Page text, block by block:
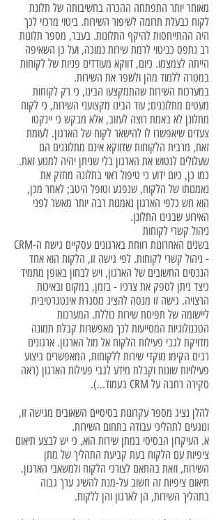
מאוחר יותר התפתחה ההכרה בחשיבותה של תלונת
לקוח כבעלת תרומה לשיפור השירות. ביטוי מרכזי לכך
היה ההתייחסות להיקף התלונות. בעבר, מספר תלונות
רב נתפס כביטוי לרמת שירות נמוכה, ועל כן השאיפה
הייתה לצמצמו. כיום, דווקא מעודדים פניות של לקוחות
במטרה ללמוד מהן ולשפר את השירות.
במערכות השירות שהתמקצעו הבינו, כי רק לקוחות
מעטים מתלוננים; עוד הבינו מקצועני השירות, כי לקוח
מתלונן לא באמת רוצה לעזוב, אלא מבקש כי יינקטו
צעדים שיאפשרו לו להישאר לקוח של הארגון. לעומת
זאת, מרבית הלקוחות שדווקא אינם מתלוננים הם
שעלולים לנטוש את הארגון בלי שניתן יהיה למנוע זאת.
כמו כן, כיום ידוע כי טיפול ראוי בתלונה מחזק את
נאמנותו של הלקוח, שנפגע וטופל היטב; לאחר מכן,
הוא חש כלפי הארגון נאמנות רבה יותר מאשר לפני
האירוע שבגינו התלונן.
ניהול קשרי לקוחות
בשנים האחרונות רווחת בארגונים עסקיים גישת ה-CRM
- ניהול קשרי לקוחות. לפי גישה זו, הלקוח הוא אחד
הנכסים החשובים של הארגון, ויש לבחון באופן מתמיד
כיצד ניתן לספק את צרכיו - בזמן, במקום ובאיכות
הרצויה. גישה זו מנסה להציג מסגרת אינטגרטיבית
ליישומה של תפיסת שירות כוללת. המערכות
הטכנולוגיות המסייעות לכך מאפשרות קבלת תמונה
מדויקת לגבי פעילות הלקוח אל מול הארגון. ארגונים
רבים הקימו מוקדי שירות ללקוחות, המאפשרים ביצוע
פעילויות שונות וקבלת מידע לגבי פעילות הארגון (ראה
סקירה רחבה על CRM בעמוד...).
להלן נציג מספר עקרונות בסיסיים השאובים מגישה זו,
ונוגעים לתהליכי עבודה בתחום השירות.
א. העיקרון הבסיסי במתן שירות הוא, כי יש לבצע תיאום
ציפיות עם הלקוח בעת קביעת התהליך של מתן
השירות, וזאת בהתאם לצורכי הלקוח ולמשאבי הארגון.
תיאום ציפיות זה חשוב על-מנת להשיג ערך גבוה
בתהליך השירות, הן לארגון והן ללקוח.